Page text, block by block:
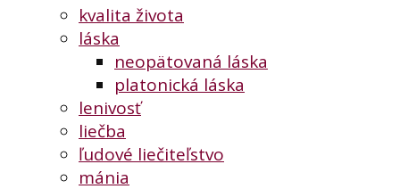
kvalita života
láska
neopätovaná láska
platonická láska
lenivosť
liečba
ľudové liečiteľstvo
mánia